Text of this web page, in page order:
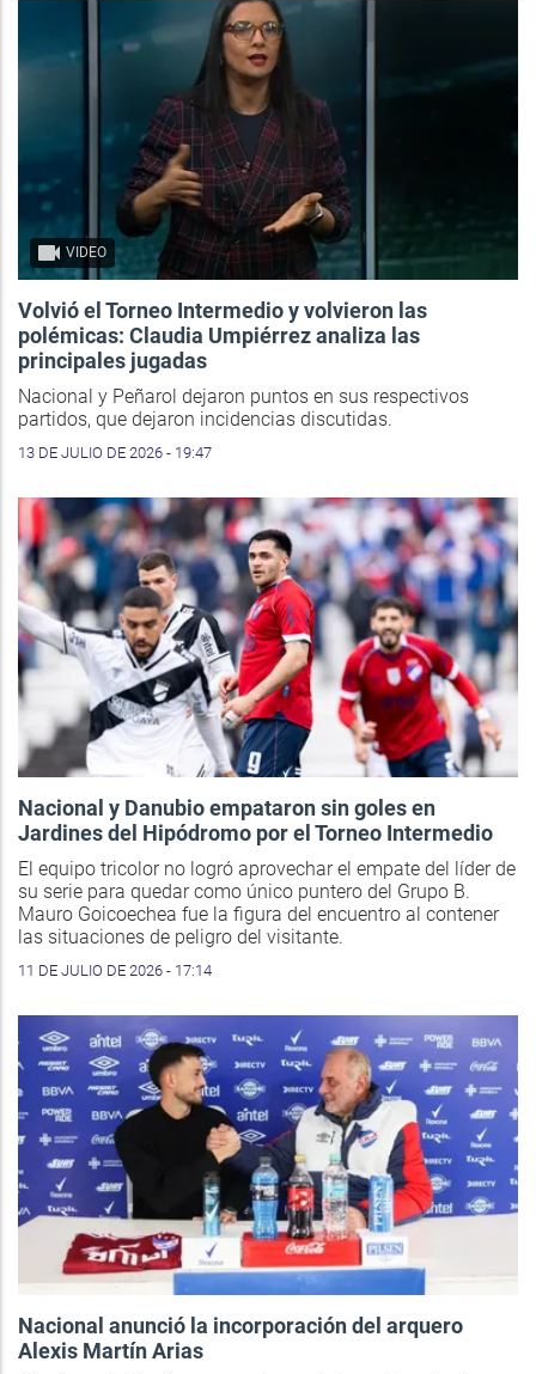
VIDEO
Volvió el Torneo Intermedio y volvieron las
polémicas: Claudia Umpiérrez analiza las
principales jugadas
Nacional y Peñarol dejaron puntos en sus respectivos
partidos, que dejaron incidencias discutidas.
13 DE JULIO DE 2026 - 19:47
Nacional y Danubio empataron sin goles en
Jardines del Hipódromo por el Torneo Intermedio
El equipo tricolor no logró aprovechar el empate del líder de
su serie para quedar como único puntero del Grupo B.
Mauro Goicoechea fue la figura del encuentro al contener
las situaciones de peligro del visitante.
11 DE JULIO DE 2026 - 17:14
Nacional anunció la incorporación del arquero
Alexis Martín Arias